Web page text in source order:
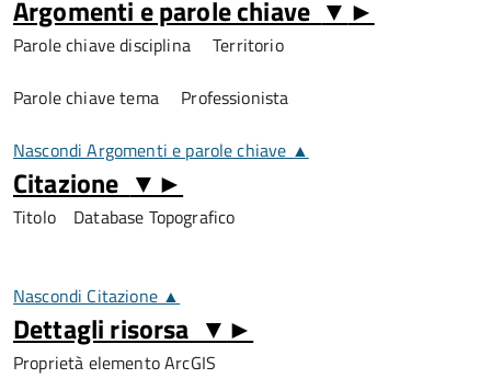
Argomenti e parole chiave ▼ ►
Parole chiave disciplinaTerritorio
Parole chiave temaProfessionista
Nascondi Argomenti e parole chiave ▲
Citazione ▼ ►
TitoloDatabase Topografico
Nascondi Citazione ▲
Dettagli risorsa ▼ ►
Proprietà elemento ArcGIS